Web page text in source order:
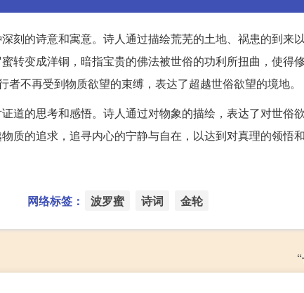
刻的诗意和寓意。诗人通过描绘荒芜的土地、祸患的到来
转变成洋铜，暗指宝贵的佛法被世俗的功利所扭曲，使得
者不再受到物质欲望的束缚，表达了超越世俗欲望的境地。
道的思考和感悟。诗人通过对物象的描绘，表达了对世俗
质的追求，追寻内心的宁静与自在，以达到对真理的领悟和
网络标签： 波罗蜜 诗词 金轮